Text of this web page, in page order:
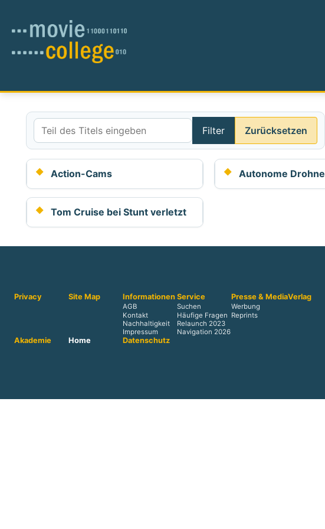
Teil des Titels eingeben
Filter Zurücksetzen
Action-Cams Autonome Drohne
Tom Cruise bei Stunt verletzt
Privacy Site Map Informationen
AGB
Kontakt
Nachhaltigkeit
Impressum
Service
Suchen
Häufige Fragen
Relaunch 2023
Navigation 2026
Presse & Media
Werbung
Reprints
Verlag
Akademie Home Datenschutz